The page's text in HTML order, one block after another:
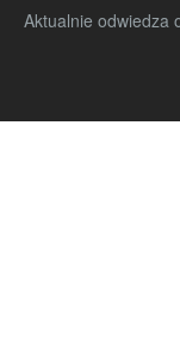
Aktualnie odwiedza